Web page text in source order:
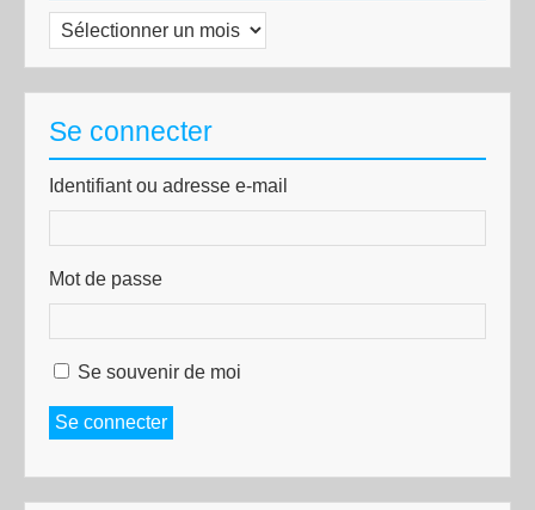
Archives
Se connecter
Identifiant ou adresse e-mail
Mot de passe
Se souvenir de moi
Se connecter